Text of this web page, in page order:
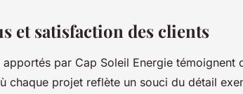
et satisfaction des clients
par Cap Soleil Energie témoignent
chaque projet reflète un souci du détail